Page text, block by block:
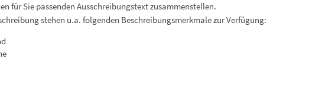
für Sie passenden Ausschreibungstext zusammenstellen.
stehen u.a. folgenden Beschreibungsmerkmale zur Verfügung: